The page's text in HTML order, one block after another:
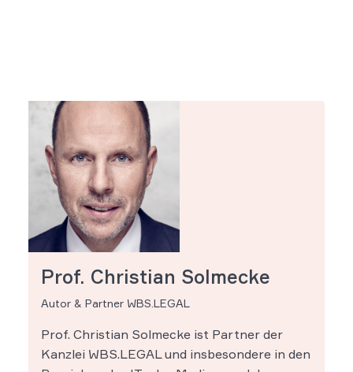
Prof. Christian Solmecke
Autor & Partner WBS.LEGAL
Prof. Christian Solmecke ist Partner der
Kanzlei WBS.LEGAL und insbesondere in den